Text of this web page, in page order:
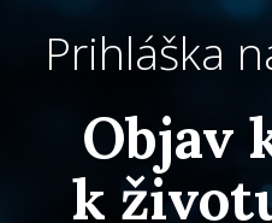
Prihláška
Objav
k